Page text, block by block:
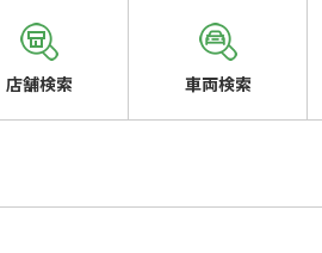
店舗検索 車両検索